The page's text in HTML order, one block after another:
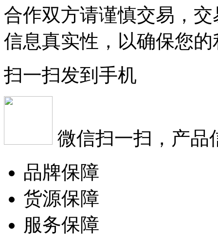
合作双方请谨慎交易，
信息真实性，以确保您
扫一扫发到手机
微信扫一扫，产品
品牌保障
货源保障
服务保障